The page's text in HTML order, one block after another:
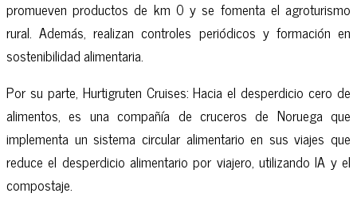
promueven productos de km 0 y se fomenta el agroturismo
rural. Además, realizan controles periódicos y formación en
sostenibilidad alimentaria.
Por su parte, Hurtigruten Cruises: Hacia el desperdicio cero de
alimentos, es una compañía de cruceros de Noruega que
implementa un sistema circular alimentario en sus viajes que
reduce el desperdicio alimentario por viajero, utilizando IA y el
compostaje.